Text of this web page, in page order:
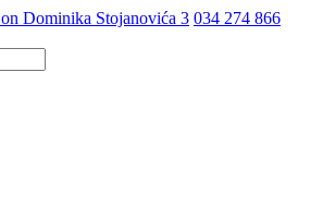
Dominika Stojanovića 3 034 274 866